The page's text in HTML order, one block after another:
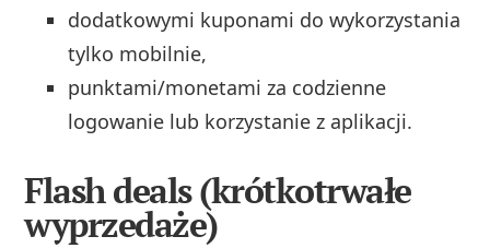
dodatkowymi kuponami do wykorzystania
tylko mobilnie,
punktami/monetami za codzienne
logowanie lub korzystanie z aplikacji.
Flash deals (krótkotrwałe
wyprzedaże)